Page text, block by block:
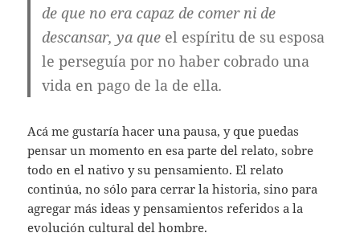
de que no era capaz de comer ni de
descansar, ya que el espíritu de su esposa
le perseguía por no haber cobrado una
vida en pago de la de ella.
Acá me gustaría hacer una pausa, y que puedas
pensar un momento en esa parte del relato, sobre
todo en el nativo y su pensamiento. El relato
continúa, no sólo para cerrar la historia, sino para
agregar más ideas y pensamientos referidos a la
evolución cultural del hombre.